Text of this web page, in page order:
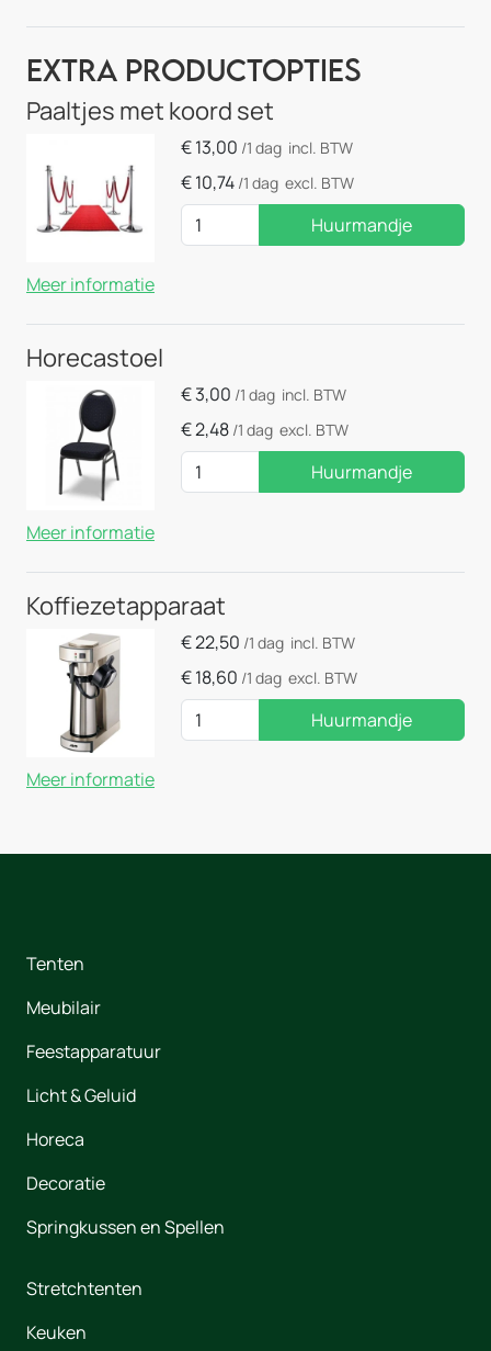
Extra Productopties
Paaltjes met koord set
€13,00 /1 dag incl. BTW
€10,74 /1 dag excl. BTW
Huurmandje
Meer informatie
Horecastoel
€3,00 /1 dag incl. BTW
€2,48 /1 dag excl. BTW
Huurmandje
Meer informatie
Koffiezetapparaat
€22,50 /1 dag incl. BTW
€18,60 /1 dag excl. BTW
Huurmandje
Meer informatie
Tenten
Meubilair
Feestapparatuur
Licht & Geluid
Horeca
Decoratie
Springkussen en Spellen
Stretchtenten
Keuken